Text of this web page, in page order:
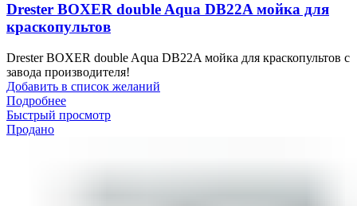
Drester BOXER double Aqua DB22A мойка для
краскопультов
Drester BOXER double Aqua DB22A мойка для краскопультов с
завода производителя!
Добавить в список желаний
Подробнее
Быстрый просмотр
Продано